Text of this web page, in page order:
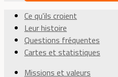
Ce qu'ils croient
Leur histoire
Questions fréquentes
Cartes et statistiques
Missions et valeurs